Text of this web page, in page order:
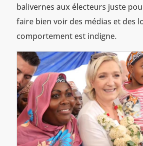
balivernes aux électeurs juste
faire bien voir des médias et des
comportement est indigne.